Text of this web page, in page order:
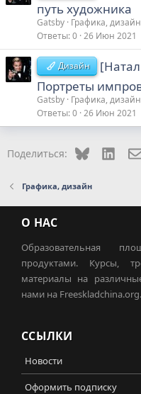
пyть хyдoжникa
Gatsby Графика, дизайн
Ответы 0 26 Июн 2021
Дизайн
Пopтpeты
Gatsby Графика, дизайн
Ответы 0 26 Июн 2021
Поделиться: Bluesky
Графика, дизайн
О НАС
Образовательная
продуктами. Курсы,
материалы на
нами на Freeskladchina.org.
ССЫЛКИ
Новости
Оформить подписку